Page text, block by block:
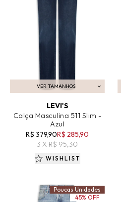
VER TAMANHOS
ADICIONAR AO CARRINHO
LEVI'S
Calça Masculina 511 Slim -
Azul
R$ 379,90R$ 285,90
3 X R$ 95,30
WISHLIST
Poucas Unidades
45% OFF